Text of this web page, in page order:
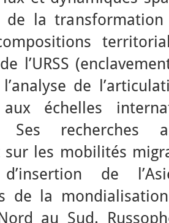
de la
l’URSS
de
échelles
Ses recherches
sur les mobilités
d’insertion de
de la
au Sud.